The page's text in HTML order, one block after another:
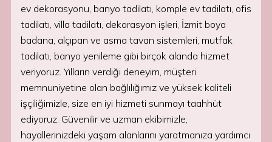
ev dekorasyonu, banyo tadilatı, komple ev tadilatı, ofis
tadilatı, villa tadilatı, dekorasyon işleri, İzmit boya
badana, alçıpan ve asma tavan sistemleri, mutfak
tadilatı, banyo yenileme gibi birçok alanda hizmet
veriyoruz. Yılların verdiği deneyim, müşteri
memnuniyetine olan bağlılığımız ve yüksek kaliteli
işçiliğimizle, size en iyi hizmeti sunmayı taahhüt
ediyoruz. Güvenilir ve uzman ekibimizle,
hayallerinizdeki yaşam alanlarını yaratmanıza yardımcı